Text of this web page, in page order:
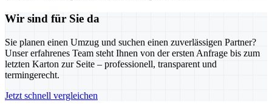
Wir sind für Sie da
Sie planen einen Umzug und suchen einen zuverlässigen Partner?
Unser erfahrenes Team steht Ihnen von der ersten Anfrage bis zum
letzten Karton zur Seite – professionell, transparent und
termingerecht.
Jetzt schnell vergleichen